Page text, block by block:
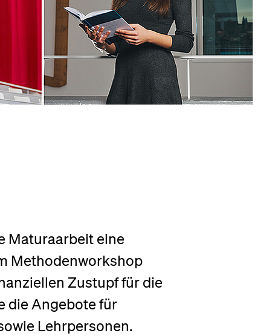
Maturaarbeit eine
Methodenworkshop
Zustupf für die
die Angebote für
Lehrpersonen.
Mensa
und Zulassung